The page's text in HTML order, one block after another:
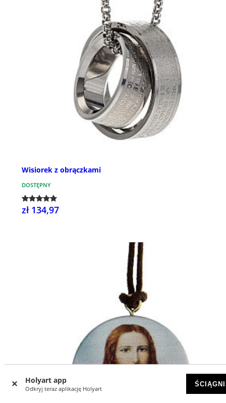
Holyart app
Odkryj teraz aplikację Holyart
Wisiorek z obrączkami
DOSTĘPNY
zł 134,97